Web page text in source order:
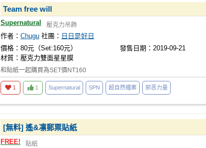
Team free will
Supernatural 壓克力吊飾
作者： Chugu 社團： 日日是好日
價格：80元（Set:160元）
發售日期：2019-09-21
材質：壓克力雙面星星膜
和貼紙一起購買為SET價NT160
1 1 Supernatural SPN 超自然檔案 邪恶力量
[無料] 遙&凛郵票貼紙
FREE! 貼紙